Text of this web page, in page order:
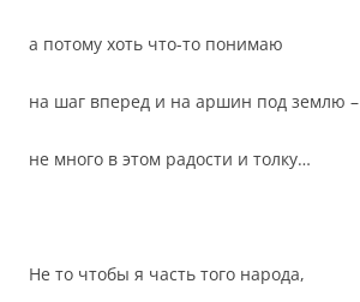
а потому хоть что-то понимаю
на шаг вперед и на аршин под землю –
не много в этом радости и толку…
Не то чтобы я часть того народа,